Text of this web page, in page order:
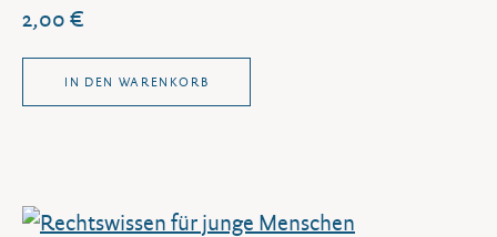
2,00 €
IN DEN WARENKORB